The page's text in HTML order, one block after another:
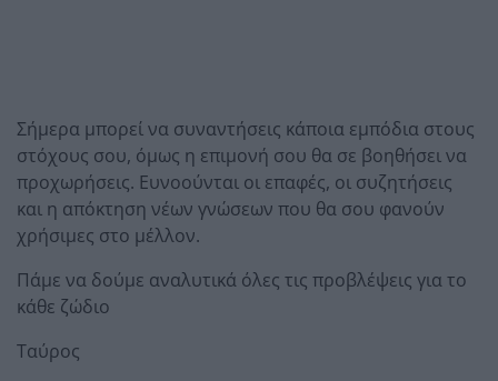
Σήμερα μπορεί να συναντήσεις κάποια εμπόδια στους
στόχους σου, όμως η επιμονή σου θα σε βοηθήσει να
προχωρήσεις. Ευνοούνται οι επαφές, οι συζητήσεις
και η απόκτηση νέων γνώσεων που θα σου φανούν
χρήσιμες στο μέλλον.
Πάμε να δούμε αναλυτικά όλες τις προβλέψεις για το
κάθε ζώδιο
Ταύρος